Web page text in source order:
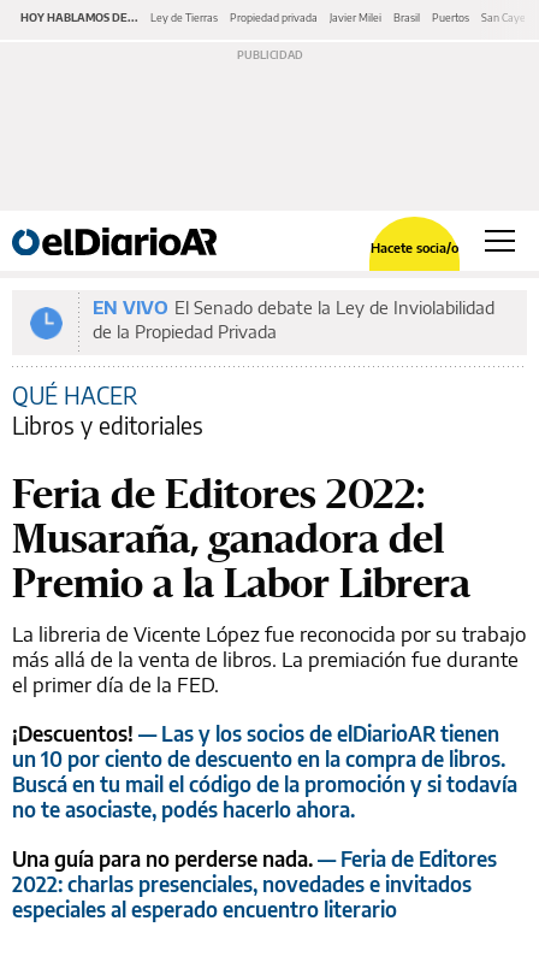
HOY HABLAMOS DE... Ley de Tierras Propiedad privada Javier Milei Brasil Puertos San
Hacete socia/o
EN VIVO El Senado debate la Ley de Inviolabilidad
de la Propiedad Privada
QUÉ HACER
Libros y editoriales
Feria de Editores 2022:
Musaraña, ganadora del
Premio a la Labor Librera
La libreria de Vicente López fue reconocida por su trabajo
más allá de la venta de libros. La premiación fue durante
el primer día de la FED.
¡Descuentos! — Las y los socios de elDiarioAR tienen
un 10 por ciento de descuento en la compra de libros.
Buscá en tu mail el código de la promoción y si todavía
no te asociaste, podés hacerlo ahora.
Una guía para no perderse nada.— Feria de Editores
2022: charlas presenciales, novedades e invitados
especiales al esperado encuentro literario